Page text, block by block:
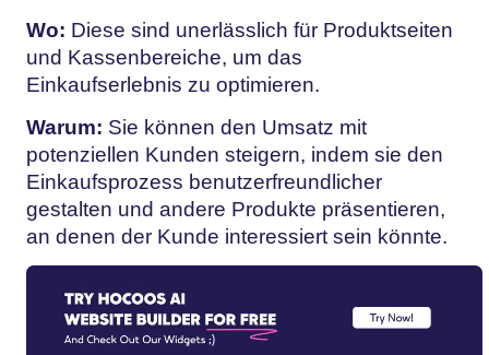
Wo: Diese sind unerlässlich für Produktseiten
und Kassenbereiche, um das
Einkaufserlebnis zu optimieren.
Warum: Sie können den Umsatz mit
potenziellen Kunden steigern, indem sie den
Einkaufsprozess benutzerfreundlicher
gestalten und andere Produkte präsentieren,
an denen der Kunde interessiert sein könnte.